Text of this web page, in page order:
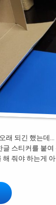
래 되긴 했는데
글 스티커를 붙
해 줘야 하는게
카이저 젠카이오